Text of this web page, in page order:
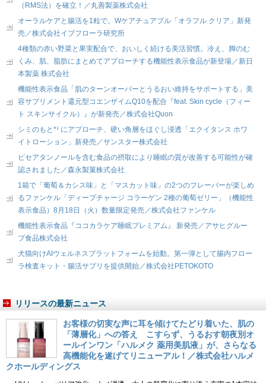
（RMS法）を確立！／丸善製薬株式会社
オーラルケアと腸活を1粒で。Wケアチュアブル「オラフル クリア」新発
売／株式会社イブフローラ研究所
4種類の赤い野菜と果実配合で、おいしく続ける美活習慣。冷え、脚のむ
くみ、肌、脂肪にまとめてアプローチする機能性表示食品が新登場／新日
本製薬 株式会社
機能性表示食品「肌のターンオーバーとうるおい維持をサポートする」美
容サプリメント還元型コエンザイムQ10を配合『feat. Skin cycle（フィー
ト スキンサイクル）』が新発売／株式会社Quon
シミのもと*¹ にアプローチ、硬い角層をほぐし浸透「エクイタンス ホワ
イトローション」新発売／サンスター株式会社
ピセアタンノールを含む食品の摂取により睡眠の質が改善する可能性が確
認されました／森永製菓株式会社
1箱で「葡萄＆カシス味」と「マスカット味」の2つのフレーバーが楽しめ
るファンケル「ディープチャージ コラーゲン 2種の葡萄ゼリー」（機能性
表示食品）8月18日（火）数量限定発売／株式会社ファンケル
機能性表示食品『ココカラケア睡眠プレミアム』 新発売／アサヒグルー
プ食品株式会社
犬猫向けAIウェルネスプラットフォームを始動。第一弾として腸内フロー
ラ検査キット・腸活サプリを提供開始／株式会社PETOKOTO
リリースの最新ニュース
お客様の切実な声に耳を傾けてたどり着いた、肌の
「薄層化」への答え こすらず、うるおす朝夜別オ
ールインワン「ハルメク 薬用美肌液」が、さらなる
高機能化を遂げてリニューアル！／株式会社ハルメ
クホールディングス